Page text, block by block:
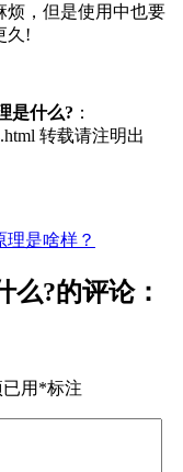
，但是使用中也要
久!
是什么? ：
转载请注明出
是啥样？
么?的评论：
用 *标注